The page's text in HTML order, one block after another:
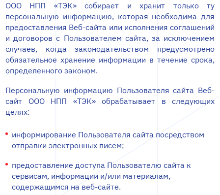
ООО НПП «ТЭК» собирает и хранит только ту
персональную информацию, которая необходима для
предоставления Веб-сайта или исполнения соглашений
и договоров с Пользователем сайта, за исключением
случаев, когда законодательством предусмотрено
обязательное хранение информации в течение срока,
определенного законом.
Персональную информацию Пользователя сайта Веб-
сайт ООО НПП «ТЭК» обрабатывает в следующих
целях:
информирование Пользователя сайта посредством
отправки электронных писем;
предоставление доступа Пользователю сайта к
сервисам, информации и/или материалам,
содержащимся на веб-сайте.